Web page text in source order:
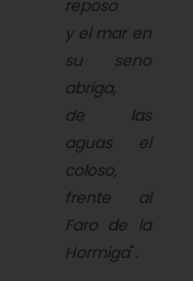
reposo
y el mar en
su seno
abriga,
de las
aguas el
coloso,
frente al
Faro de la
Hormiga".